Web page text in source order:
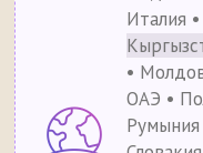
Италия •
•
ОАЭ •
Румыния